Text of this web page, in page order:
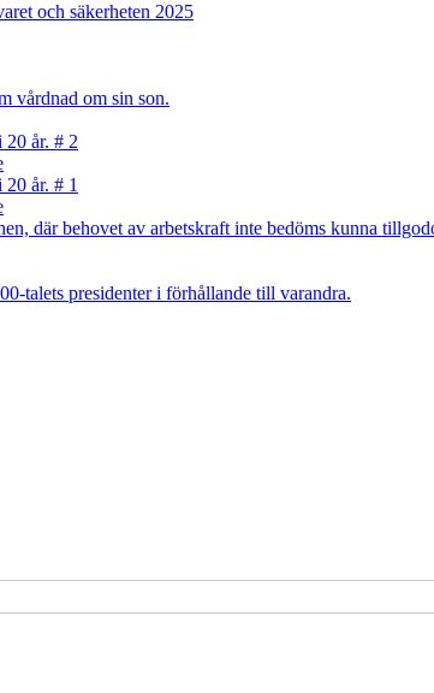
och säkerheten 2025
vårdnad om sin son.
år. # 2
år. # 1
där behovet av arbetskraft inte bedöms kunna
talets presidenter i förhållande till varandra.